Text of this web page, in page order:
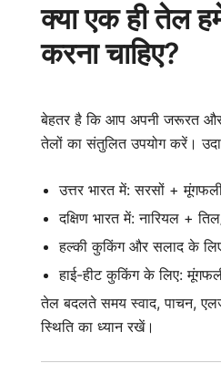
क्या एक ही तेल
करना चाहिए?
बेहतर है कि आप अपनी जरूरत
तेलों का संतुलित उपयोग करें।
उत्तर भारत में: सरसों +
दक्षिण भारत में: नारियल +
हल्की कुकिंग और सलाद के
हाई-हीट कुकिंग के लिए:
तेल बदलते समय स्वाद, पाचन,
स्थिति का ध्यान रखें।